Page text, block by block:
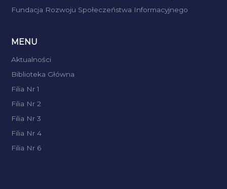
Fundacja Rozwoju Społeczeństwa Informacyjnego
MENU
Aktualności
Biblioteka Główna
Filia Nr 1
Filia Nr 2
Filia Nr 3
Filia Nr 4
Filia Nr 6